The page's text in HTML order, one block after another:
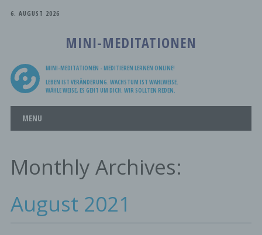
6. AUGUST 2026
MINI-MEDITATIONEN
MINI-MEDITATIONEN - MEDITIEREN LERNEN ONLINE!
LEBEN IST VERÄNDERUNG. WACHSTUM IST WAHLWEISE.
WÄHLE WEISE, ES GEHT UM DICH. WIR SOLLTEN REDEN.
Main menu
MENU
Monthly Archives:
August 2021